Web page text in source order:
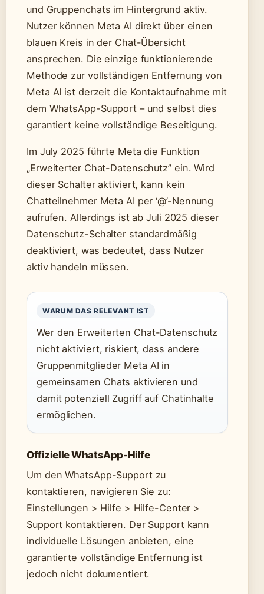
und Gruppenchats im Hintergrund aktiv.
Nutzer können Meta AI direkt über einen
blauen Kreis in der Chat-Übersicht
ansprechen. Die einzige funktionierende
Methode zur vollständigen Entfernung von
Meta AI ist derzeit die Kontaktaufnahme mit
dem WhatsApp-Support – und selbst dies
garantiert keine vollständige Beseitigung.
Im July 2025 führte Meta die Funktion
„Erweiterter Chat-Datenschutz” ein. Wird
dieser Schalter aktiviert, kann kein
Chatteilnehmer Meta AI per ‘@’-Nennung
aufrufen. Allerdings ist ab Juli 2025 dieser
Datenschutz-Schalter standardmäßig
deaktiviert, was bedeutet, dass Nutzer
aktiv handeln müssen.
WARUM DAS RELEVANT IST
Wer den Erweiterten Chat-Datenschutz
nicht aktiviert, riskiert, dass andere
Gruppenmitglieder Meta AI in
gemeinsamen Chats aktivieren und
damit potenziell Zugriff auf Chatinhalte
ermöglichen.
Offizielle WhatsApp-Hilfe
Um den WhatsApp-Support zu
kontaktieren, navigieren Sie zu:
Einstellungen > Hilfe > Hilfe-Center >
Support kontaktieren. Der Support kann
individuelle Lösungen anbieten, eine
garantierte vollständige Entfernung ist
jedoch nicht dokumentiert.